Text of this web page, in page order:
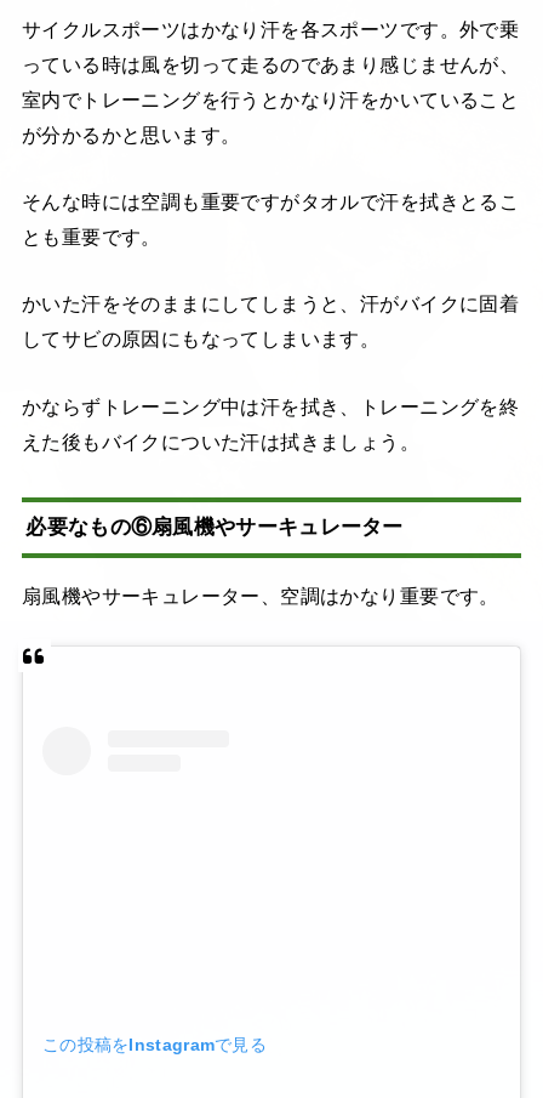
サイクルスポーツはかなり汗を各スポーツです。外で乗
っている時は風を切って走るのであまり感じませんが、
室内でトレーニングを行うとかなり汗をかいていること
が分かるかと思います。
そんな時には空調も重要ですがタオルで汗を拭きとるこ
とも重要です。
かいた汗をそのままにしてしまうと、汗がバイクに固着
してサビの原因にもなってしまいます。
かならずトレーニング中は汗を拭き、トレーニングを終
えた後もバイクについた汗は拭きましょう。
必要なもの⑥扇風機やサーキュレーター
扇風機やサーキュレーター、空調はかなり重要です。
この投稿をInstagramで見る